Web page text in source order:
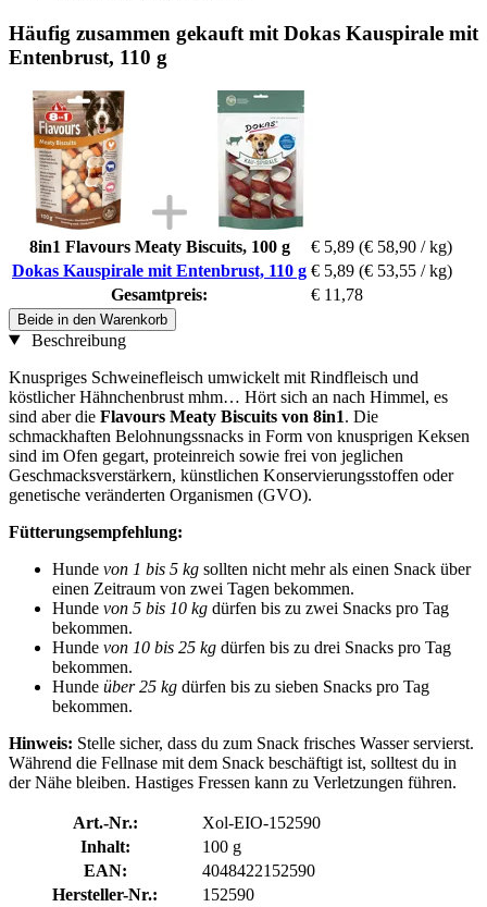
Häufig zusammen gekauft mit Dokas Kauspirale mit
Entenbrust, 110 g
8in1 Flavours Meaty Biscuits, 100 g € 5,89 (€ 58,90 / kg)
Dokas Kauspirale mit Entenbrust, 110 g € 5,89 (€ 53,55 / kg)
Gesamtpreis:
€ 11,78
Beide in den Warenkorb
Beschreibung
Knuspriges Schweinefleisch umwickelt mit Rindfleisch und
köstlicher Hähnchenbrust mhm… Hört sich an nach Himmel, es
sind aber die Flavours Meaty Biscuits von 8in1. Die
schmackhaften Belohnungssnacks in Form von knusprigen Keksen
sind im Ofen gegart, proteinreich sowie frei von jeglichen
Geschmacksverstärkern, künstlichen Konservierungsstoffen oder
genetische veränderten Organismen (GVO).
Fütterungsempfehlung:
Hunde von 1 bis 5 kg sollten nicht mehr als einen Snack über
einen Zeitraum von zwei Tagen bekommen.
Hunde von 5 bis 10 kg dürfen bis zu zwei Snacks pro Tag
bekommen.
Hunde von 10 bis 25 kg dürfen bis zu drei Snacks pro Tag
bekommen.
Hunde über 25 kg dürfen bis zu sieben Snacks pro Tag
bekommen.
Hinweis: Stelle sicher, dass du zum Snack frisches Wasser servierst.
Während die Fellnase mit dem Snack beschäftigt ist, solltest du in
der Nähe bleiben. Hastiges Fressen kann zu Verletzungen führen.
Art.-Nr.:
Xol-EIO-152590
Inhalt:
100 g
EAN:
4048422152590
Hersteller-Nr.:
152590